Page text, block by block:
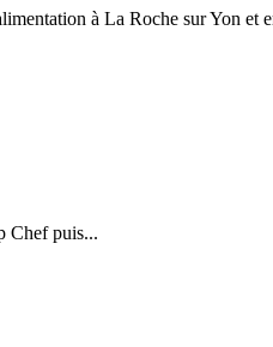
à La Roche sur Yon
Chef puis...